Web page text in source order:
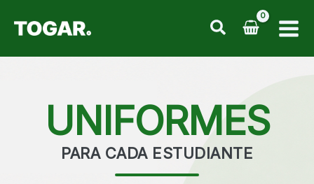
contenido
UNIFORMES
PARA CADA ESTUDIANTE